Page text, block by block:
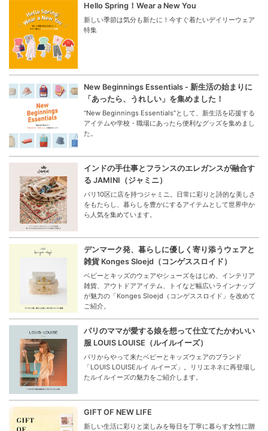
Hello Spring！Wear a New You
新しい季節は気分も新たに！今すぐ着たいデイリーウェア
特集
New Beginnings Essentials - 新生活の始まりに
「あったら、うれしい」を集めました！
“New Beginnings Essentials”として、新生活を応援する
アイテムや学校・職場にあったら便利なグッズを集めまし
た。
インドの手仕事とフランスのエレガンスが融合す
る JAMINI（ジャミニ）
パリ10区に店を持つジャミニ。日常に彩りと詩的な美しさ
をもたらし、暮らしを豊かにするアイテムとして世界中か
ら人気を集めています。
デンマーク発、暮らしに優しく寄り添うウェアと
雑貨 Konges Sloejd（コンゲススロイド）
ベビーとキッズのウェアやシューズをはじめ、インテリア
雑貨、アウトドアアイテム、トイなど幅広いラインナップ
が魅力の「Konges Sloejd（コンゲススロイド」を改めて
ご紹介。
パリのママが愛する娘を想って仕立てたかわいい
服 LOUIS LOUISE（ルイルイーズ）
パリからやって来たベビーとキッズウェアのブランド
「LOUIS LOUISEルイ ルイーズ」。リリエネネに再登場し
たルイルイーズの魅力をご紹介します。
GIFT OF NEW LIFE
新しい生活に彩りと楽しみを毎日を丁寧に暮らす女性に贈